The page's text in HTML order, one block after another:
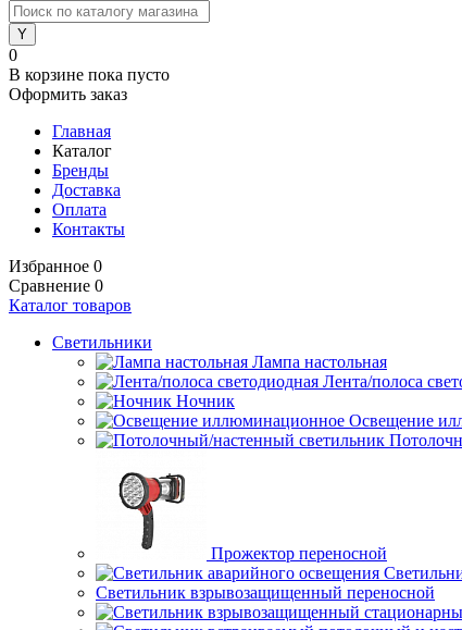
0
В корзине пока пусто
Оформить заказ
Главная
Каталог
Бренды
Доставка
Оплата
Контакты
Избранное 0
Сравнение 0
Каталог товаров
Светильники
Лампа настольная
Лента/полоса
Ночник
Освещение
Прожектор переносной
Светильник взрывозащищенный переносной